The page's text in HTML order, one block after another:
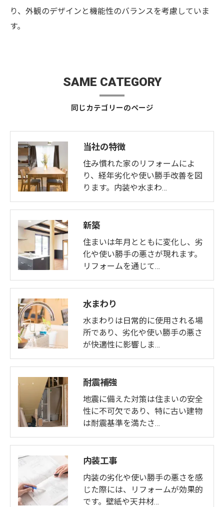
り、外観のデザインと機能性のバランスを考慮していま
す。
同じカテゴリーのページ
SAME CATEGORY
当社の特徴
住み慣れた家のリフォームによ
り、経年劣化や使い勝手改善を図
ります。内装や水まわ…
新築
住まいは年月とともに変化し、劣
化や使い勝手の悪さが現れます。
リフォームを通じて…
水まわり
水まわりは日常的に使用される場
所であり、劣化や使い勝手の悪さ
が快適性に影響しま…
耐震補強
地震に備えた対策は住まいの安全
性に不可欠であり、特に古い建物
は耐震基準を満たさ…
内装工事
内装の劣化や使い勝手の悪さを感
じた際には、リフォームが効果的
です。壁紙や天井材…